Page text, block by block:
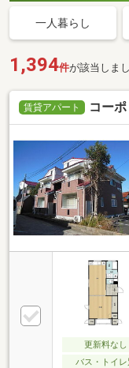
一人暮らし
1,394件が該当しまし
賃貸アパート コー
更新料なし
バス・トイレ